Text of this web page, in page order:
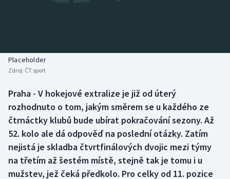
Basketbal
Boby a skeleton
Box
Curling
Aplikace ČT sport
Placeholder
Zdroj: ČT sport
Praha - V hokejové extralize je již od úterý
rozhodnuto o tom, jakým směrem se u každého ze
čtrnáctky klubů bude ubírat pokračování sezony. Až
52. kolo ale dá odpověď na poslední otázky. Zatím
nejistá je skladba čtvrtfinálových dvojic mezi týmy
na třetím až šestém místě, stejně tak je tomu i u
mužstev, jež čeká předkolo. Pro celky od 11. pozice